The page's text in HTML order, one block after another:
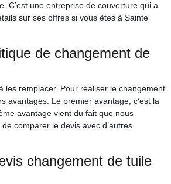
C’est une entreprise de couverture qui a
sur ses offres si vous êtes à Sainte
de changement de
les remplacer. Pour réaliser le changement
avantages. Le premier avantage, c’est la
avantage vient du fait que nous
comparer le devis avec d’autres
changement de tuile